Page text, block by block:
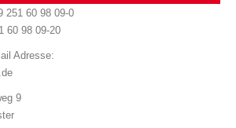
251 60 98 09-0
60 98 09-20
Adresse:
9